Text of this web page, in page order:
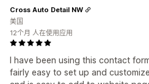
I have been using this contact
fairly easy to set up and
Cross Auto Detail NW
美国
12个月 人在使用应用